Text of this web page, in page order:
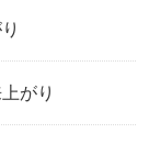
がり